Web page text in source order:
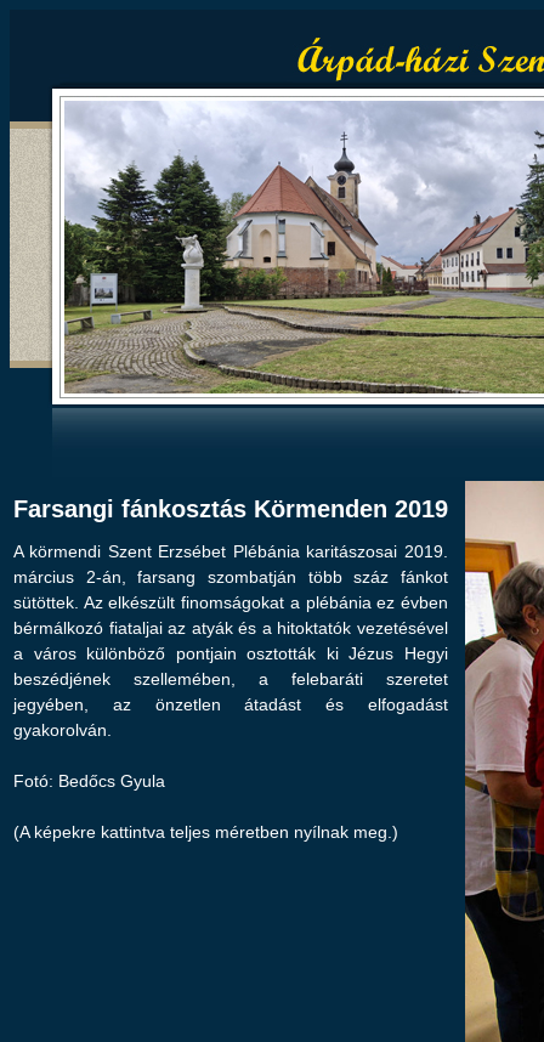
Farsangi fánkosztás Körmenden 2019
A körmendi Szent Erzsébet Plébánia karitászosai 2019.
március 2-án, farsang szombatján több száz fánkot
sütöttek. Az elkészült finomságokat a plébánia ez évben
bérmálkozó fiataljai az atyák és a hitoktatók vezetésével
a város különböző pontjain osztották ki Jézus Hegyi
beszédjének szellemében, a felebaráti szeretet
jegyében, az önzetlen átadást és elfogadást
gyakorolván.
Fotó: Bedőcs Gyula
(A képekre kattintva teljes méretben nyílnak meg.)